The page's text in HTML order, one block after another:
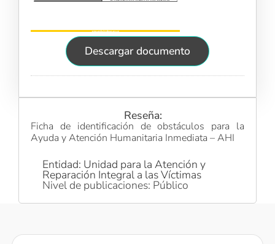
Descargar documento
Reseña:
Ficha de identificación de obstáculos para la
Ayuda y Atención Humanitaria Inmediata – AHI
Entidad: Unidad para la Atención y
Reparación Integral a las Víctimas
Nivel de publicaciones: Público